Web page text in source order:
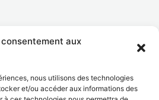
aux
nous utilisons des technologies
et/ou accéder aux informations des